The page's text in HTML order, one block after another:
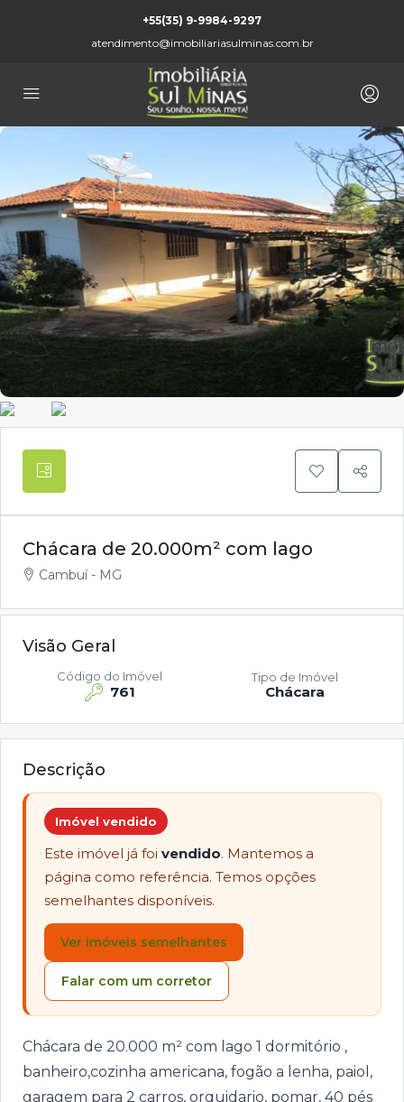
+55(35) 9-9984-9297
atendimento@imobiliariasulminas.com.br
Chácara de 20.000m² com lago
Cambuí - MG
Visão Geral
761
Código do Imóvel
Chácara
Tipo de Imóvel
Descrição
Imóvel vendido
Este imóvel já foi vendido. Mantemos a
página como referência. Temos opções
semelhantes disponíveis.
Ver imóveis semelhantes
Falar com um corretor
Chácara de 20.000 m² com lago 1 dormitório ,
banheiro,cozinha americana, fogão a lenha, paiol,
garagem para 2 carros, orquidario, pomar, 40 pés